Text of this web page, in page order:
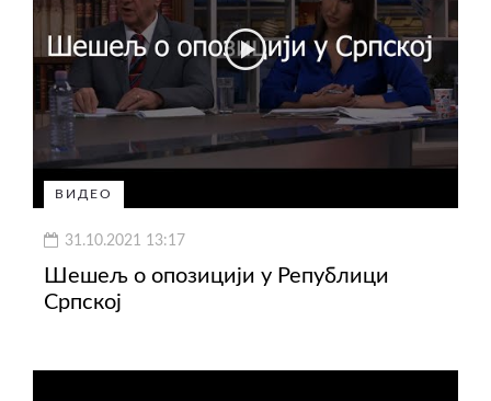
ВИДЕО
31.10.2021 13:17
Шешељ о опозицији у Републици
Српској